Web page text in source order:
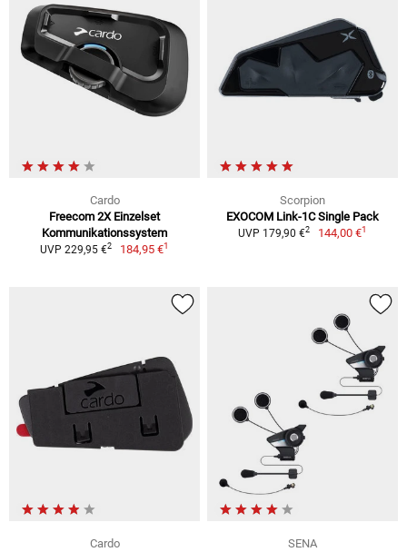
Cardo
Freecom 2X Einzelset
Kommunikationssystem
UVP 229,95 €2 184,95 €1
Scorpion
EXOCOM Link-1C Single Pack
UVP 179,90 €2 144,00 €1
Cardo
SENA